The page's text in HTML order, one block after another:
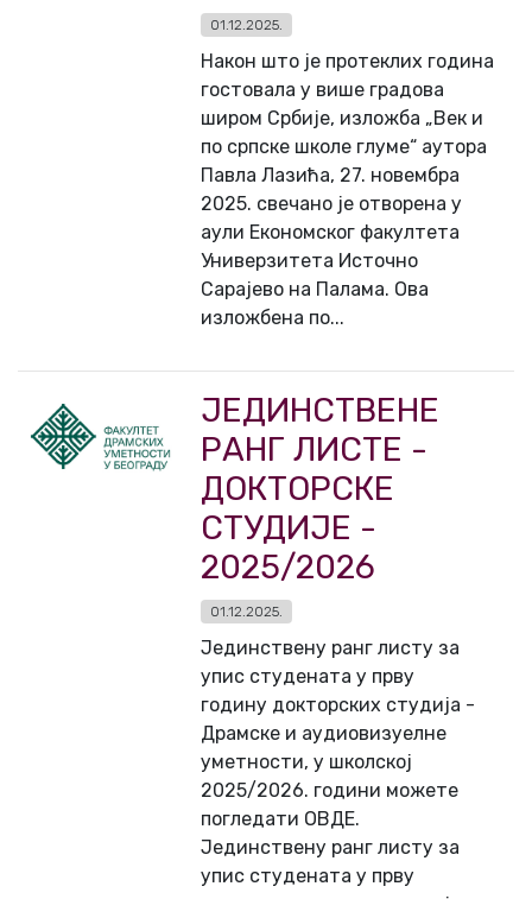
01.12.2025.
Након што је протеклих година
гостовала у више градова
широм Србије, изложба „Век и
по српске школе глуме“ аутора
Павла Лазића, 27. новембра
2025. свечано је отворена у
аули Економског факултета
Универзитета Источно
Сарајево на Палама. Ова
изложбена по...
ЈЕДИНСТВЕНЕ
РАНГ ЛИСТЕ -
ДОКТОРСКЕ
СТУДИЈЕ -
2025/2026
01.12.2025.
Јединствену ранг листу за
упис студената у прву
годину докторских студија -
Драмске и аудиовизуелне
уметности, у школској
2025/2026. години можете
погледати ОВДЕ.
Јединствену ранг листу за
упис студената у прву